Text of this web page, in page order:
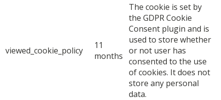
viewed_cookie_policy
11
months
The cookie is set by
the GDPR Cookie
Consent plugin and is
used to store whether
or not user has
consented to the use
of cookies. It does not
store any personal
data.